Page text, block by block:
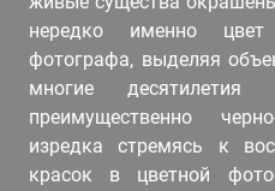
нередко именно цвет
фотографа, выделяя
многие десятилетия
преимущественно
изредка стремясь к
красок в цветной